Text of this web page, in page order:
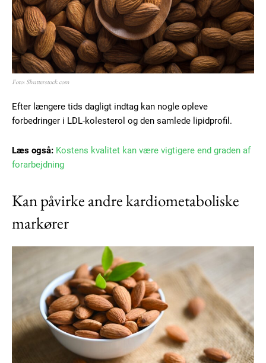
Foto: Shutterstock.com
Efter længere tids dagligt indtag kan nogle opleve
forbedringer i LDL-kolesterol og den samlede lipidprofil.
Læs også: Kostens kvalitet kan være vigtigere end graden af
forarbejdning
Kan påvirke andre kardiometaboliske
markører